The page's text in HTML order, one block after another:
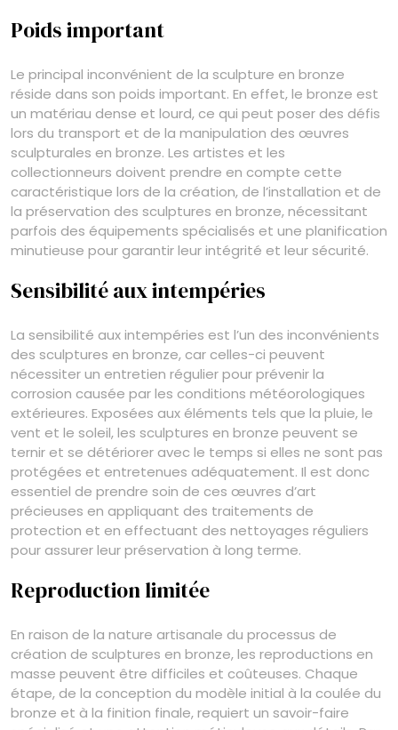
Poids important
Le principal inconvénient de la sculpture en bronze
réside dans son poids important. En effet, le bronze est
un matériau dense et lourd, ce qui peut poser des défis
lors du transport et de la manipulation des œuvres
sculpturales en bronze. Les artistes et les
collectionneurs doivent prendre en compte cette
caractéristique lors de la création, de l’installation et de
la préservation des sculptures en bronze, nécessitant
parfois des équipements spécialisés et une planification
minutieuse pour garantir leur intégrité et leur sécurité.
Sensibilité aux intempéries
La sensibilité aux intempéries est l’un des inconvénients
des sculptures en bronze, car celles-ci peuvent
nécessiter un entretien régulier pour prévenir la
corrosion causée par les conditions météorologiques
extérieures. Exposées aux éléments tels que la pluie, le
vent et le soleil, les sculptures en bronze peuvent se
ternir et se détériorer avec le temps si elles ne sont pas
protégées et entretenues adéquatement. Il est donc
essentiel de prendre soin de ces œuvres d’art
précieuses en appliquant des traitements de
protection et en effectuant des nettoyages réguliers
pour assurer leur préservation à long terme.
Reproduction limitée
En raison de la nature artisanale du processus de
création de sculptures en bronze, les reproductions en
masse peuvent être difficiles et coûteuses. Chaque
étape, de la conception du modèle initial à la coulée du
bronze et à la finition finale, requiert un savoir-faire